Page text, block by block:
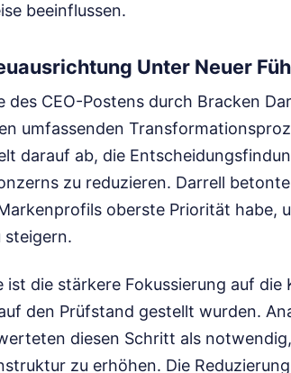
beeinflussen.
Unter Neuer
des CEO-Postens durch Bracken
umfassenden
darauf ab, die
zu reduzieren. Darrell
oberste Priorität habe,
steigern.
ist die stärkere Fokussierung auf
den Prüfstand gestellt wurden.
diesen Schritt als
zu erhöhen. Die